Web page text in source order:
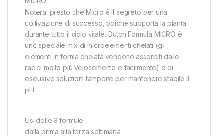
Noterai presto che Micro è il segreto per una
coltivazione di successo, poichè supporta la pianta
durante tutto il ciclo vitale. Dutch Formula MICRO è
uno speciale mix di microelementi chelati (gli
elementi in forma chelata vengono assorbiti dalle
radici molto più velocemente e facilmente) e di
esclusive soluzioni tampone per mantenere stabile il
pH.
Usi delle 3 formule:
dalla prima alla terza settimana